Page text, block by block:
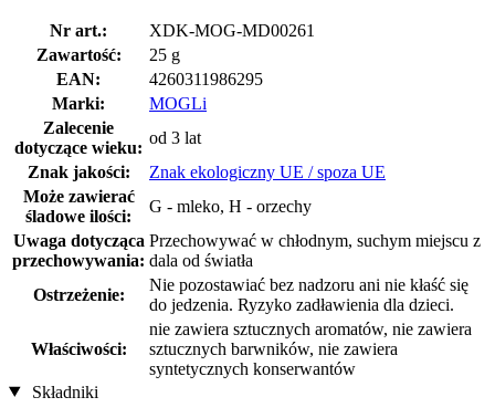
Nr art.:
XDK-MOG-MD00261
Zawartość:
25 g
EAN:
4260311986295
Marki:
MOGLi
Zalecenie
dotyczące wieku:
od 3 lat
Znak jakości:
Znak ekologiczny UE / spoza UE
Może zawierać
śladowe ilości:
G - mleko, H - orzechy
Uwaga dotycząca
przechowywania:
Przechowywać w chłodnym, suchym miejscu z
dala od światła
Ostrzeżenie:
Nie pozostawiać bez nadzoru ani nie kłaść się
do jedzenia. Ryzyko zadławienia dla dzieci.
Właściwości:
nie zawiera sztucznych aromatów, nie zawiera
sztucznych barwników, nie zawiera
syntetycznych konserwantów
Składniki